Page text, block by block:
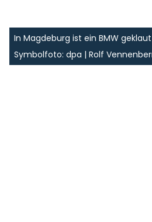
In Magdeburg ist ein BMW
Symbolfoto: dpa | Rolf